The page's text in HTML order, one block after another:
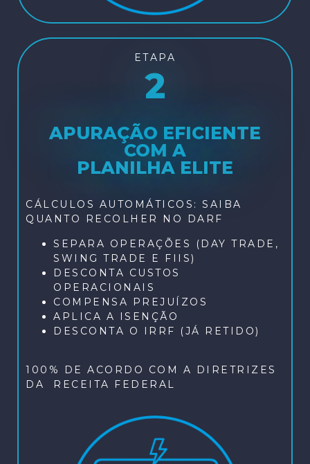
ETAPA
2
APURAÇÃO EFICIENTE
COM A
PLANILHA ELITE
CÁLCULOS AUTOMÁTICOS: SAIBA
QUANTO RECOLHER NO DARF
SEPARA OPERAÇÕES (DAY TRADE,
SWING TRADE E FIIS)
DESCONTA CUSTOS
OPERACIONAIS
COMPENSA PREJUÍZOS
APLICA A ISENÇÃO
DESCONTA O IRRF (JÁ RETIDO)
100% DE ACORDO COM A DIRETRIZES
DA RECEITA FEDERAL